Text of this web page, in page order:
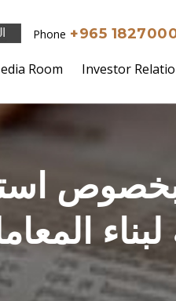
Phone +965
Room Investor
لبناء